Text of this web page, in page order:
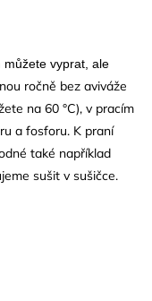
vyprat, ale
ročně bez aviváže
na 60 °C), v pracím
a fosforu. K praní
také například
sušit v sušičce.